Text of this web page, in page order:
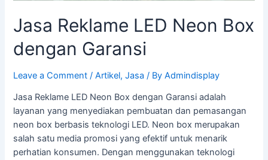
Jasa Reklame LED Neon Box
dengan Garansi
Leave a Comment /Artikel,Jasa / ByAdmindisplay
Jasa Reklame LED Neon Box dengan Garansi adalah
layanan yang menyediakan pembuatan dan pemasangan
neon box berbasis teknologi LED. Neon box merupakan
salah satu media promosi yang efektif untuk menarik
perhatian konsumen. Dengan menggunakan teknologi